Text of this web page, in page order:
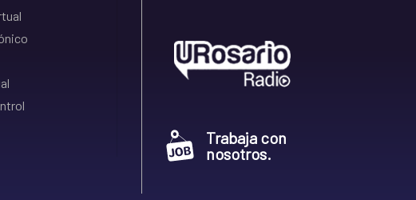
Trabaja con
nosotros.